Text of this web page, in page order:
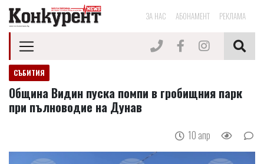
ЗА НАС АБОНАМЕНТ РЕКЛАМА
СЪБИТИЯ
Община Видин пуска помпи в гробищния парк
при пълноводие на Дунав
10 апр